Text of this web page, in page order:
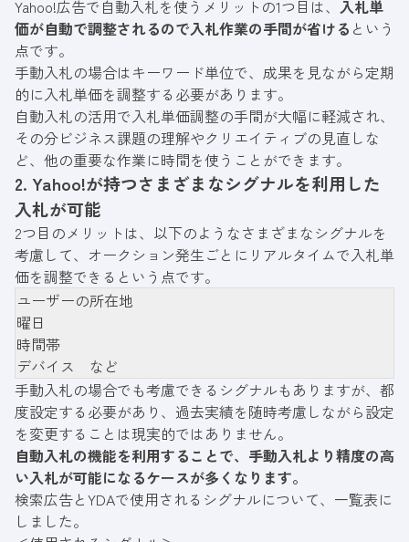
Yahoo!広告で自動入札を使うメリットの1つ目は、 入札単
価が自動で調整されるので入札作業の手間が省ける という
点です。
手動入札の場合はキーワード単位で、成果を見ながら定期
的に入札単価を調整する必要があります。
自動入札の活用で入札単価調整の手間が大幅に軽減され、
その分ビジネス課題の理解やクリエイティブの見直しな
ど、他の重要な作業に時間を使うことができます。
2. Yahoo!が持つさまざまなシグナルを利用した
入札が可能
2つ目のメリットは、以下のようなさまざまなシグナルを
考慮して、オークション発生ごとにリアルタイムで入札単
価を調整できるという点です。
ユーザーの所在地
曜日
時間帯
デバイス など
手動入札の場合でも考慮できるシグナルもありますが、都
度設定する必要があり、過去実績を随時考慮しながら設定
を変更することは現実的ではありません。
自動入札の機能を利用することで、手動入札より精度の高
い入札が可能になるケースが多くなります。
検索広告とYDAで使用されるシグナルについて、一覧表に
しました。